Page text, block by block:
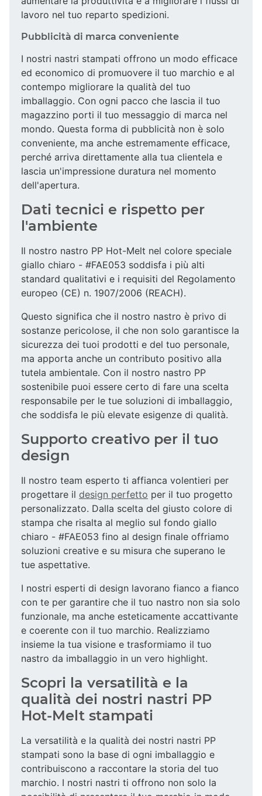
lavoro nel tuo reparto spedizioni.
Pubblicità di marca conveniente
I nostri nastri stampati offrono un modo efficace
ed economico di promuovere il tuo marchio e al
contempo migliorare la qualità del tuo
imballaggio. Con ogni pacco che lascia il tuo
magazzino porti il tuo messaggio di marca nel
mondo. Questa forma di pubblicità non è solo
conveniente, ma anche estremamente efficace,
perché arriva direttamente alla tua clientela e
lascia un'impressione duratura nel momento
dell'apertura.
Dati tecnici e rispetto per
l'ambiente
Il nostro nastro PP Hot-Melt nel colore speciale
giallo chiaro - #FAE053 soddisfa i più alti
standard qualitativi e i requisiti del Regolamento
europeo (CE) n. 1907/2006 (REACH).
Questo significa che il nostro nastro è privo di
sostanze pericolose, il che non solo garantisce la
sicurezza dei tuoi prodotti e del tuo personale,
ma apporta anche un contributo positivo alla
tutela ambientale. Con il nostro nastro PP
sostenibile puoi essere certo di fare una scelta
responsabile per le tue soluzioni di imballaggio,
che soddisfa le più elevate esigenze di qualità.
Supporto creativo per il tuo
design
Il nostro team esperto ti affianca volentieri per
progettare il design perfetto per il tuo progetto
personalizzato. Dalla scelta del giusto colore di
stampa che risalta al meglio sul fondo giallo
chiaro - #FAE053 fino al design finale offriamo
soluzioni creative e su misura che superano le
tue aspettative.
I nostri esperti di design lavorano fianco a fianco
con te per garantire che il tuo nastro non sia solo
funzionale, ma anche esteticamente accattivante
e coerente con il tuo marchio. Realizziamo
insieme la tua visione e trasformiamo il tuo
nastro da imballaggio in un vero highlight.
Scopri la versatilità e la
qualità dei nostri nastri PP
Hot-Melt stampati
La versatilità e la qualità dei nostri nastri PP
stampati sono la base di ogni imballaggio e
contribuiscono a raccontare la storia del tuo
marchio. I nostri nastri ti offrono non solo la